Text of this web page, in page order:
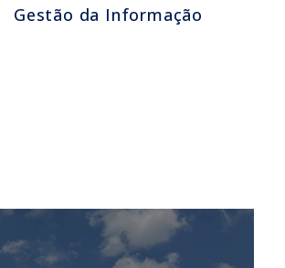
Gestão da Informação